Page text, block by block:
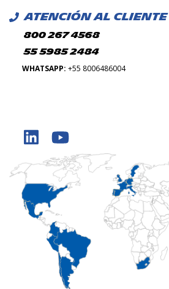
ATENCIÓN AL CLIENTE
800 267 4568
55 5985 2484
WHATSAPP: +55 8006486004